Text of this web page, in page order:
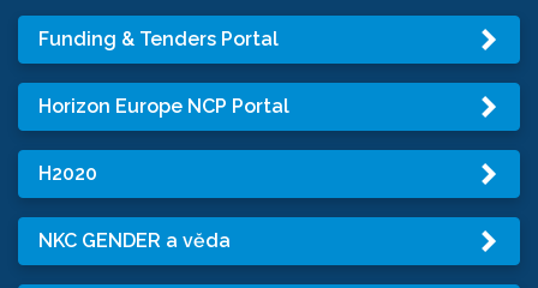
Funding & Tenders Portal
Horizon Europe NCP Portal
H2020
NKC GENDER a věda